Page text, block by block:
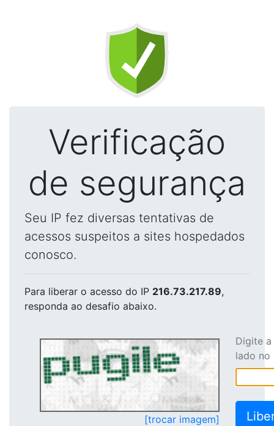
Verificação
de segurança
Seu IP fez diversas tentativas de
acessos suspeitos a sites hospedados
conosco.
Para liberar o acesso do IP 216.73.217.89,
responda ao desafio abaixo.
[trocar imagem]
Digite
lado no